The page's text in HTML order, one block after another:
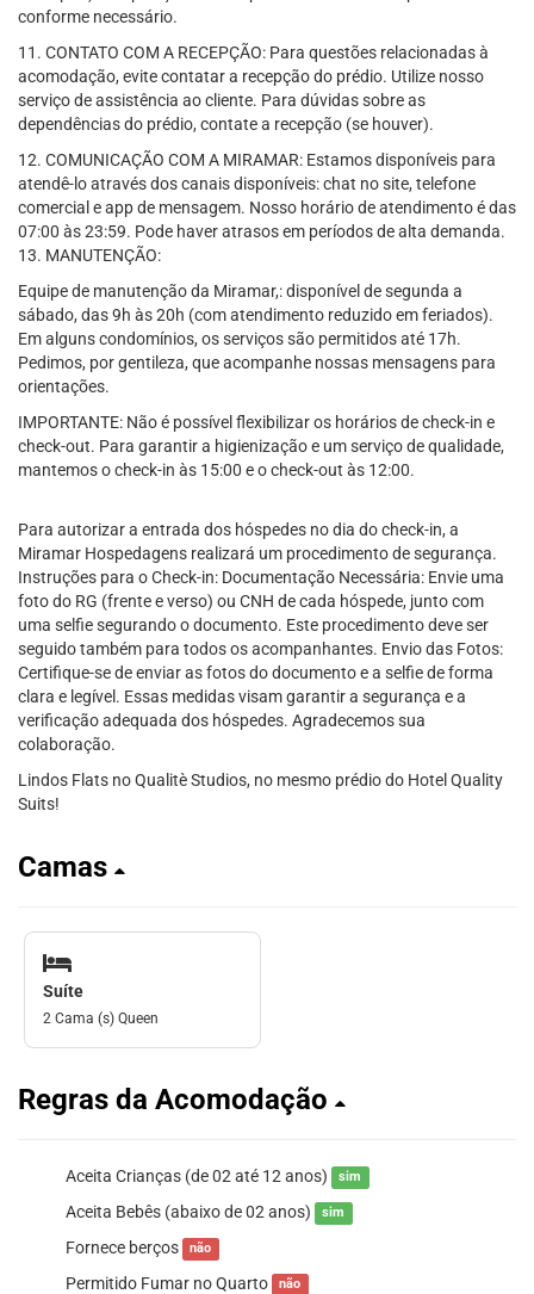
conforme necessário.
11. CONTATO COM A RECEPÇÃO: Para questões relacionadas à
acomodação, evite contatar a recepção do prédio. Utilize nosso
serviço de assistência ao cliente. Para dúvidas sobre as
dependências do prédio, contate a recepção (se houver).
12. COMUNICAÇÃO COM A MIRAMAR: Estamos disponíveis para
atendê-lo através dos canais disponíveis: chat no site, telefone
comercial e app de mensagem. Nosso horário de atendimento é das
07:00 às 23:59. Pode haver atrasos em períodos de alta demanda.
13. MANUTENÇÃO:
Equipe de manutenção da Miramar,: disponível de segunda a
sábado, das 9h às 20h (com atendimento reduzido em feriados).
Em alguns condomínios, os serviços são permitidos até 17h.
Pedimos, por gentileza, que acompanhe nossas mensagens para
orientações.
IMPORTANTE: Não é possível flexibilizar os horários de check-in e
check-out. Para garantir a higienização e um serviço de qualidade,
mantemos o check-in às 15:00 e o check-out às 12:00.
Para autorizar a entrada dos hóspedes no dia do check-in, a
Miramar Hospedagens realizará um procedimento de segurança.
Instruções para o Check-in: Documentação Necessária: Envie uma
foto do RG (frente e verso) ou CNH de cada hóspede, junto com
uma selfie segurando o documento. Este procedimento deve ser
seguido também para todos os acompanhantes. Envio das Fotos:
Certifique-se de enviar as fotos do documento e a selfie de forma
clara e legível. Essas medidas visam garantir a segurança e a
verificação adequada dos hóspedes. Agradecemos sua
colaboração.
Lindos Flats no Qualitè Studios, no mesmo prédio do Hotel Quality
Suits!
Camas
Suíte
2 Cama (s) Queen
Regras da Acomodação
Aceita Crianças (de 02 até 12 anos) sim
Aceita Bebês (abaixo de 02 anos) sim
Fornece berços não
Permitido Fumar no Quarto não